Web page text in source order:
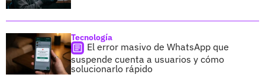
Tecnología
El error masivo de WhatsApp que
suspende cuenta a usuarios y cómo
solucionarlo rápido